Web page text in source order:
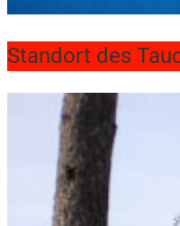
Standort des